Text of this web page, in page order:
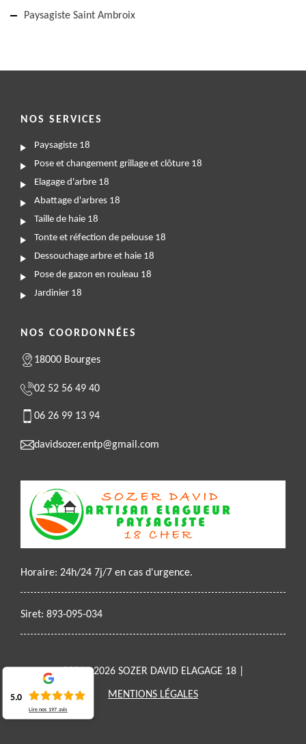
Paysagiste Saint Ambroix
NOS SERVICES
Paysagiste 18
Pose et changement grillage et clôture 18
Elagage d'arbre 18
Abattage d'arbres 18
Taille de haie 18
Tonte et réfection de pelouse 18
Dessouchage arbre et haie 18
Pose de gazon en rouleau 18
Jardinier 18
NOS COORDONNÉES
18000 Bourges
02 52 56 49 40
06 26 99 13 94
davidsozer.entp@gmail.com
Horaire: 24h/24 7j/7 en cas d'urgence.
Siret: 893-095-034
2021 - 2026 SOZER DAVID ELAGAGE 18 |
MENTIONS LÉGALES
5.0
Lire nos197 avis